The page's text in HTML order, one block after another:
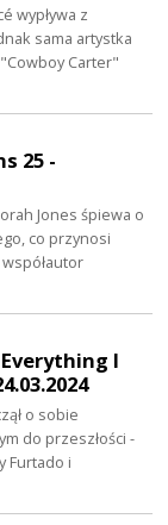
wypływa z
sama artystka
Carter"
25 -
Jones śpiewa o
co przynosi
Everything I
o sobie
do przeszłości -
Furtado i